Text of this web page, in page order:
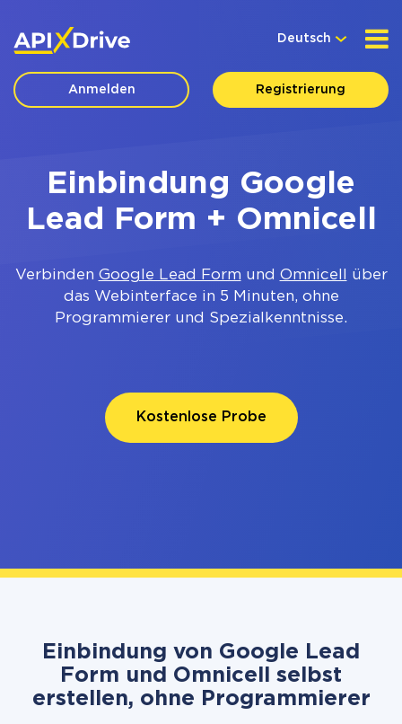
Deutsch
Anmelden Registrierung
Einbindung Google
Lead Form + Omnicell
Verbinden Google Lead Form und Omnicell
über
das Webinterface in 5 Minuten, ohne
Programmierer und Spezialkenntnisse.
Kostenlose Probe
Einbindung von Google Lead
Form und Omnicell selbst
erstellen, ohne Programmierer